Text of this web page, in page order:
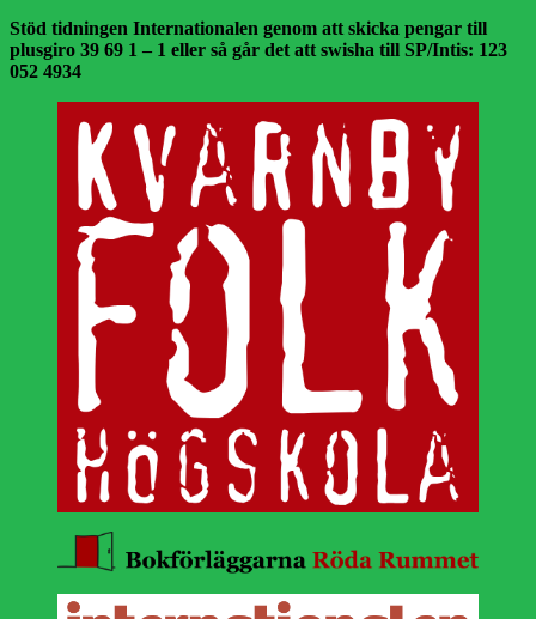
Stöd tidningen Internationalen genom att skicka pengar till
plusgiro 39 69 1 – 1 eller så går det att swisha till SP/Intis: 123
052 4934